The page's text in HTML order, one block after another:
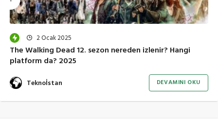
2 Ocak 2025
The Walking Dead 12. sezon nereden izlenir? Hangi
platform da? 2025
Teknoİstan DEVAMINI OKU